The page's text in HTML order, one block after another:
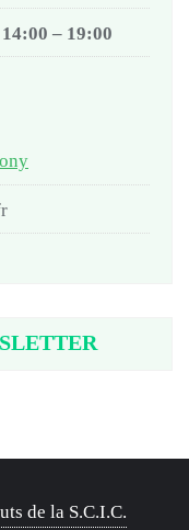
– 19:00
de la S.C.I.C.